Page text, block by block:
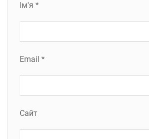
Ім'я *
Email *
Сайт